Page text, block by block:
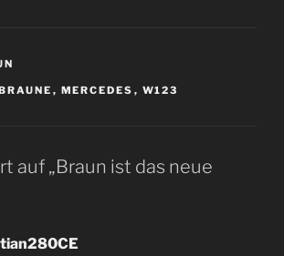
, MERCEDES , W123
auf „Braun ist das neue